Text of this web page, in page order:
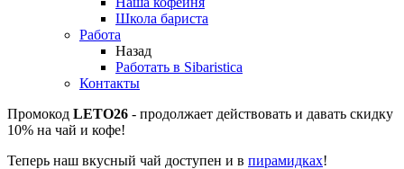
Школа бариста
Работа
Назад
Работать в Sibaristica
Контакты
Промокод LETO26 - продолжает действовать и давать скидку
10% на чай и кофе!
Теперь наш вкусный чай доступен и в пирамидках!